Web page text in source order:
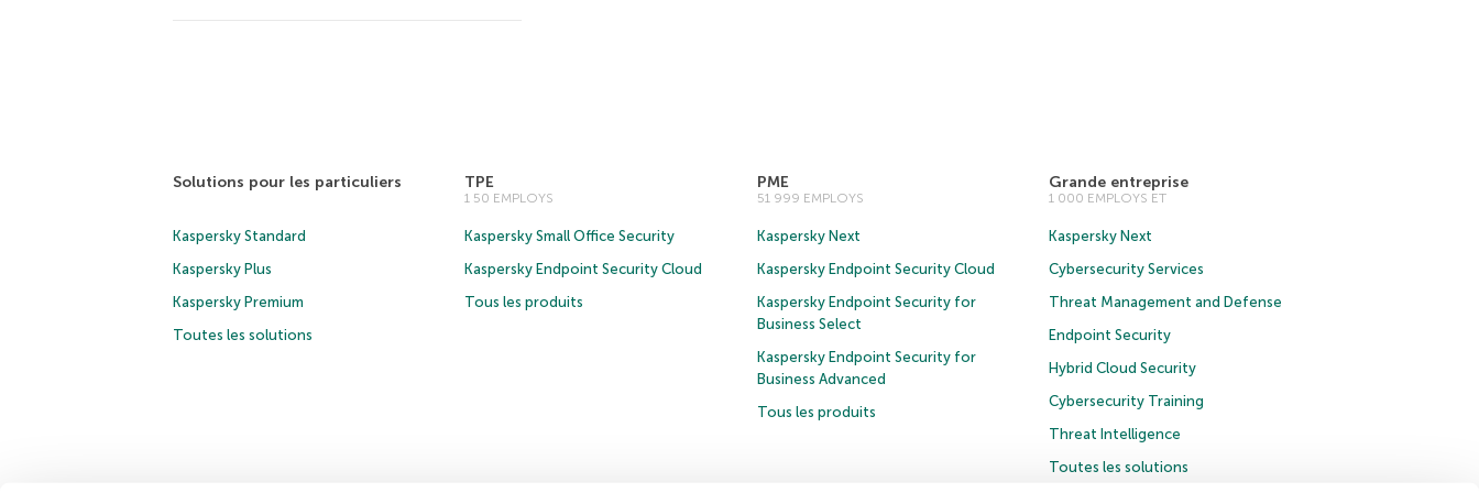
Solutions pour les particuliers
Kaspersky Standard
Kaspersky Plus
Kaspersky Premium
Toutes les solutions
TPE
1 50 EMPLOYS
Kaspersky Small Office Security
Kaspersky Endpoint Security Cloud
Tous les produits
PME
51 999 EMPLOYS
Kaspersky Next
Kaspersky Endpoint Security Cloud
Kaspersky Endpoint Security for
Business Select
Kaspersky Endpoint Security for
Business Advanced
Tous les produits
Grande entreprise
1 000 EMPLOYS ET
Kaspersky Next
Cybersecurity Services
Threat Management and Defense
Endpoint Security
Hybrid Cloud Security
Cybersecurity Training
Threat Intelligence
Toutes les solutions